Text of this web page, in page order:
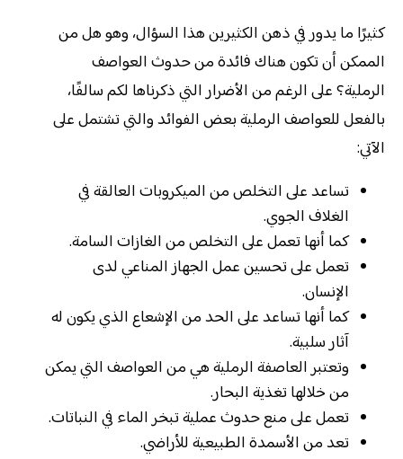
كثيرًا ما يدور في ذهن الكثيرين هذا السؤال، وهو هل من
الممكن أن تكون هناك فائدة من حدوث العواصف
الرملية؟ على الرغم من الأضرار التي ذكرناها لكم سالفًا،
بالفعل للعواصف الرملية بعض الفوائد والتي تشتمل على
الآتي:
تساعد على التخلص من الميكروبات العالقة في
الغلاف الجوي.
كما أنها تعمل على التخلص من الغازات السامة.
تعمل على تحسين عمل الجهاز المناعي لدى
الإنسان.
كما أنها تساعد على الحد من الإشعاع الذي يكون له
آثار سلبية.
وتعتبر العاصفة الرملية هي من العواصف التي يمكن
من خلالها تغذية البحار.
تعمل على منع حدوث عملية تبخر الماء في النباتات.
تعد من الأسمدة الطبيعية للأراضي.